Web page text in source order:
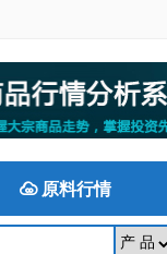
原料行情